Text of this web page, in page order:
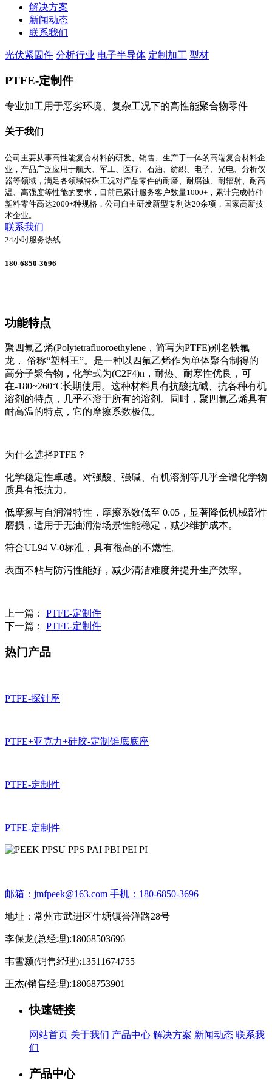
解决方案
新闻动态
联系我们
光伏紧固件 分析行业 电子半导体 定制加工 型材
PTFE-定制件
专业加工用于恶劣环境、复杂工况下的高性能聚合物零件
关于我们
公司主要从事高性能复合材料的研发、销售、生产于一体的高端复合材料企
业，产品广泛应用于航天、军工、医疗、石油、纺织、电子、光电、分析仪
器等领域，满足各领域特殊工况对产品零件的耐磨、耐腐蚀、耐辐射、耐高
温、高强度等性能的要求，目前已累计服务客户数量1000+，累计完成特种
塑料零件高达2000+种规格，公司自主研发新型专利达20余项，国家高新技
术企业。
联系我们
24小时服务热线
180-6850-3696
功能特点
聚四氟乙烯(Polytetrafluoroethylene，简写为PTFE)别名铁氟
龙， 俗称“塑料王”。是一种以四氟乙烯作为单体聚合制得的
高分子聚合物，化学式为(C2F4)n，耐热、耐寒性优良，可
在-180~260°C长期使用。这种材料具有抗酸抗碱、抗各种有机
溶剂的特点，几乎不溶于所有的溶剂。同时，聚四氟乙烯具有
耐高温的特点，它的摩擦系数极低。
为什么选择PTFE？
化学稳定性卓越。对强酸、强碱、有机溶剂等几乎全谱化学物
质具有抵抗力。
低摩擦与自润滑特性，摩擦系数低至 0.05，显著降低机械部件
磨损，适用于无油润滑场景性能稳定，减少维护成本。
符合UL94 V-0标准，具有很高的不燃性。
表面不粘与防污性能好，减少清洁难度并提升生产效率。
上一篇： PTFE-定制件
下一篇： PTFE-定制件
热门产品
PTFE-探针座
PTFE+亚克力+硅胶-定制锥底底座
PTFE-定制件
PTFE-定制件
邮箱：jmfpeek@163.com 手机：180-6850-3696
地址：常州市武进区牛塘镇誉洋路28号
李保龙(总经理):18068503696
韦雪颍(销售经理):13511674755
王杰(销售经理):18068753901
快速链接
网站首页 关于我们 产品中心 解决方案 新闻动态 联系我
们
产品中心